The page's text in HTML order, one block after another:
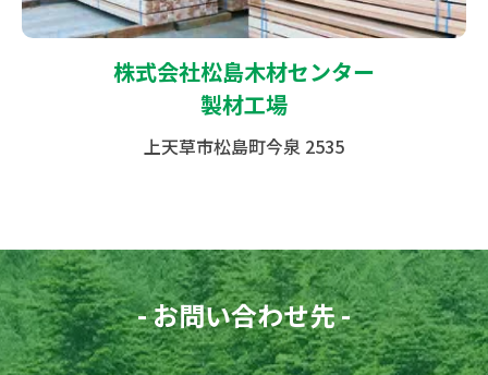
株式会社松島木材センター
製材工場
上天草市松島町今泉 2535
- お問い合わせ先 -